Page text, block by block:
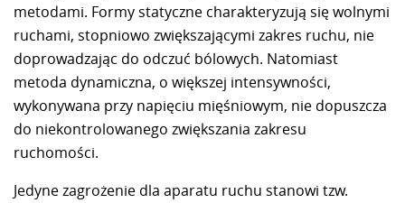
metodami. Formy statyczne charakteryzują się wolnymi
ruchami, stopniowo zwiększającymi zakres ruchu, nie
doprowadzając do odczuć bólowych. Natomiast
metoda dynamiczna, o większej intensywności,
wykonywana przy napięciu mięśniowym, nie dopuszcza
do niekontrolowanego zwiększania zakresu
ruchomości.
Jedyne zagrożenie dla aparatu ruchu stanowi tzw.